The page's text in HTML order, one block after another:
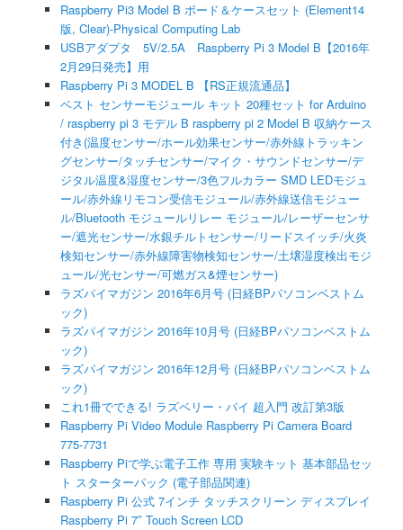
Raspberry Pi3 Model B ボード＆ケースセット (Element14
版, Clear)-Physical Computing Lab
USBアダプタ 5V/2.5A Raspberry Pi 3 Model B【2016年
2月29日発売】用
Raspberry Pi 3 MODEL B 【RS正規流通品】
ベスト センサーモジュール キット 20種セット for Arduino
/ raspberry pi 3 モデル B raspberry pi 2 Model B 収納ケース
付き(温度センサー/ホール効果センサー/赤外線トラッキン
グセンサー/タッチセンサー/マイク・サウンドセンサー/デ
ジタル温度&湿度センサー/3色フルカラー SMD LEDモジュ
ール/赤外線リモコン受信モジュール/赤外線送信モジュー
ル/Bluetooth モジュールリレー モジュール/レーザーセンサ
ー/遮光センサー/水銀チルトセンサー/リードスイッチ/火炎
検知センサー/赤外線障害物検知センサー/土壌湿度検出モジ
ュール/光センサー/可燃ガス&煙センサー)
ラズパイマガジン 2016年6月号 (日経BPパソコンベストム
ック)
ラズパイマガジン 2016年10月号 (日経BPパソコンベストム
ック)
ラズパイマガジン 2016年12月号 (日経BPパソコンベストム
ック)
これ1冊でできる! ラズベリー・パイ 超入門 改訂第3版
Raspberry Pi Video Module Raspberry Pi Camera Board
775-7731
Raspberry Piで学ぶ電子工作 専用 実験キット 基本部品セッ
ト スターターパック (電子部品関連)
Raspberry Pi 公式 7インチ タッチスクリーン ディスプレイ
Raspberry Pi 7″ Touch Screen LCD